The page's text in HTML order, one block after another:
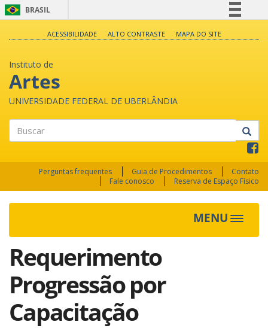
BRASIL
Legislação
Canais
ACESSIBILIDADE ALTO CONTRASTE MAPA DO SITE
Instituto de
Artes
UNIVERSIDADE FEDERAL DE UBERLÂNDIA
Perguntas frequentes Guia de Procedimentos
Contato
Fale conosco
Reserva de Espaço Físico
MENU
Toggle
Requerimento
Progressão por
Capacitação